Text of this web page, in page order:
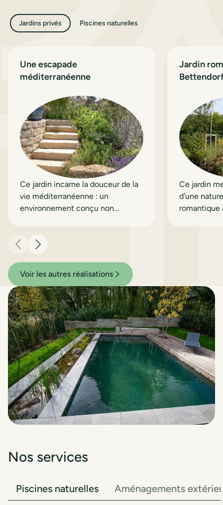
Jardins privés Piscines naturelles
Précédent
Suivant
Une escapade
méditerranéenne
Ce jardin incarne la douceur de la
vie méditerranéenne : un
environnement conçu non
redécouvert au fil des saisons.
Jardin
Ce jardin
d'une
romantique
Voir les autres réalisations
Nos services
Piscines naturelles Aménagements